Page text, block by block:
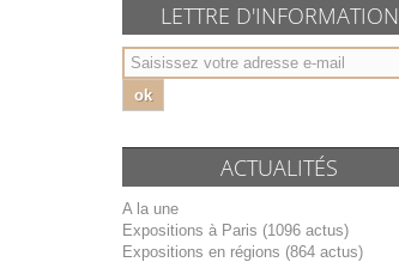
LETTRE D'INFORMATION
ok
ACTUALITÉS
A la une
Expositions à Paris (1096 actus)
Expositions en régions (864 actus)